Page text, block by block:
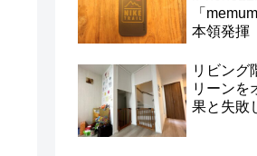
「
本領発揮
リビング
リーンを
果と失敗